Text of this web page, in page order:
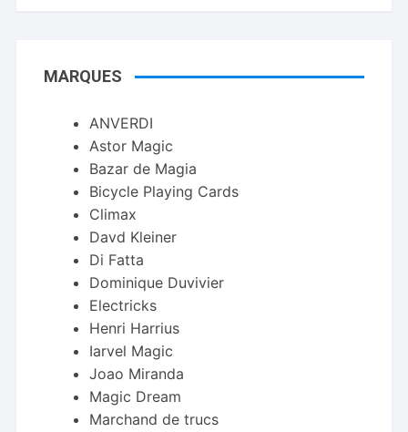
MARQUES
ANVERDI
Astor Magic
Bazar de Magia
Bicycle Playing Cards
Climax
Davd Kleiner
Di Fatta
Dominique Duvivier
Electricks
Henri Harrius
Iarvel Magic
Joao Miranda
Magic Dream
Marchand de trucs